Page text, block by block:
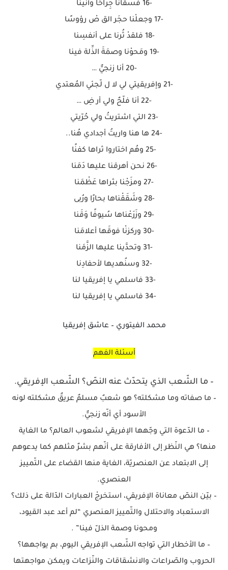
-16 فسقَانا جِراحًا وأَنينا
-17 وجعلْنا حجَر الق صْ رؤوسًا
-18 فلقدْ ثُرنا على أنفسِنا
-19 ومَحوْنا وصمَةَ الذِّلة فينا
-20 أنا زنجيٌّ …
-21 وإفريقيتي لي لا ل لّجئي المُعتدي
-22 أنا فلّحٌ ولي أر ضِ …
-23 التي اشتريتُ ولي حُرّيتي
-24 ها هنا واريتُ أجدادي هُنا..
-25 وهُم اختاروا ثراها كفنًا
-26 نحن أهرقنا عليها دَمَنا
-27 ومزَجْنا بثراها عَظْمَنا
-28 وشَقَقْناها بحارًا ورُبى
-29 وزَرَعْناها سُيوفًا وَقَنا
-30 وركزنْا فوقَها أعلامَنا
-31 وتحدَّينا عليها الزَّمَنا
-32 وسنُهديها لأحفادِنا
-33 فاسلمي يا إفريقيا لنا
-34 فاسلمي يا إفريقيا لنا
محمد الفيتوري – عاشق إفريقيا
أسئلة الفهم
– ما الشّعب الذي يتحدّث عنه النصّ؟ الشّعب الإفريقي.
– ما صفاته وما مشكلته؟ هو شعبٌ مسلمٌ عريقٌ مشكلته لونه
الأسود أي أنّه زنجيٌّ.
– ما الدّعوة التي وجّهها الإفريقي لشعوب العالم؟ ما الغاية
منها؟ هي النّظر إلى الأفارقة على أنّهم بشرٌ مثلهم كما يدعوهم
إلى الابتعاد عن العنصريّة، الغاية منها القضاء على التّمييز
العنصري.
– بيّن النصّ معاناة الإفريقي، استخرجْ العبارات الدّالة على ذلك؟
الاستعباد والاحتلال والتّمييز العنصري “لم أعد عبد القيود،
ومحونا وصمة الذلّ فينا” .
– ما الأخطار التي تواجه الشّعب الإفريقي اليوم، بم يواجهها؟
الحروب والصّراعات والانشقاقات والنّزاعات ويمكن مواجهتها